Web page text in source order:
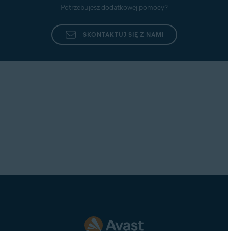
Potrzebujesz dodatkowej pomocy?
SKONTAKTUJ SIĘ Z NAMI